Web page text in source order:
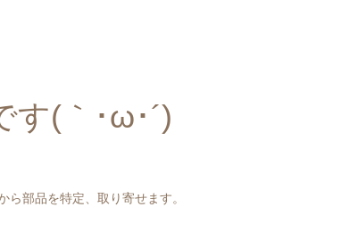
(｀･ω･´)ゞ
ら部品を特定、取り寄せます。